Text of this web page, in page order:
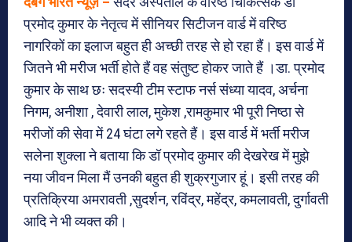
प्रमोद कुमार के नेतृत्व में सीनियर सिटीजन वार्ड में वरिष्ठ
नागरिकों का इलाज बहुत ही अच्छी तरह से हो रहा हैं। इस वार्ड में
जितने भी मरीज भर्ती होते हैं वह संतुष्ट होकर जाते हैं ।डा. प्रमोद
कुमार के साथ छः सदस्यी टीम स्टाफ नर्स संध्या यादव, अर्चना
निगम, अनीशा , देवारी लाल, मुकेश ,रामकुमार भी पूरी निष्ठा से
मरीजों की सेवा में 24 घंटा लगे रहते हैं। इस वार्ड में भर्ती मरीज
सलेना शुक्ला ने बताया कि डॉ प्रमोद कुमार की देखरेख में मुझे
नया जीवन मिला मैं उनकी बहुत ही शुक्रगुजार हूं। इसी तरह की
प्रतिक्रिया अमरावती ,सुदर्शन, रविंद्र, महेंद्र, कमलावती, दुर्गावती
आदि ने भी व्यक्त की।